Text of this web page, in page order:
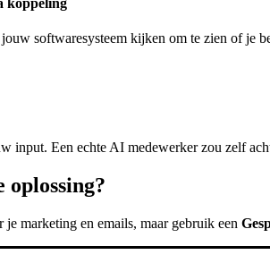
softwaresysteem kijken om te zien of je
input. Een echte AI medewerker zou zelf
oplossing?
je marketing en emails, maar gebruik een